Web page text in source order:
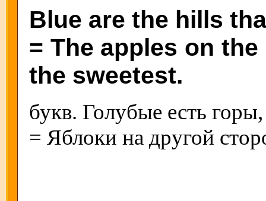
Blue are the hills
= The apples on
the sweetest.
букв. Голубые есть
= Яблоки на другой